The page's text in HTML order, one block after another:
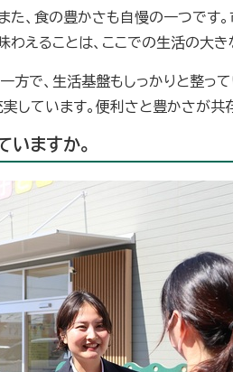
た、食の豊かさも自慢の一つで
わえることは、ここでの生活の大き
方で、生活基盤もしっかりと整っ
しています。便利さと豊かさが共
いますか。